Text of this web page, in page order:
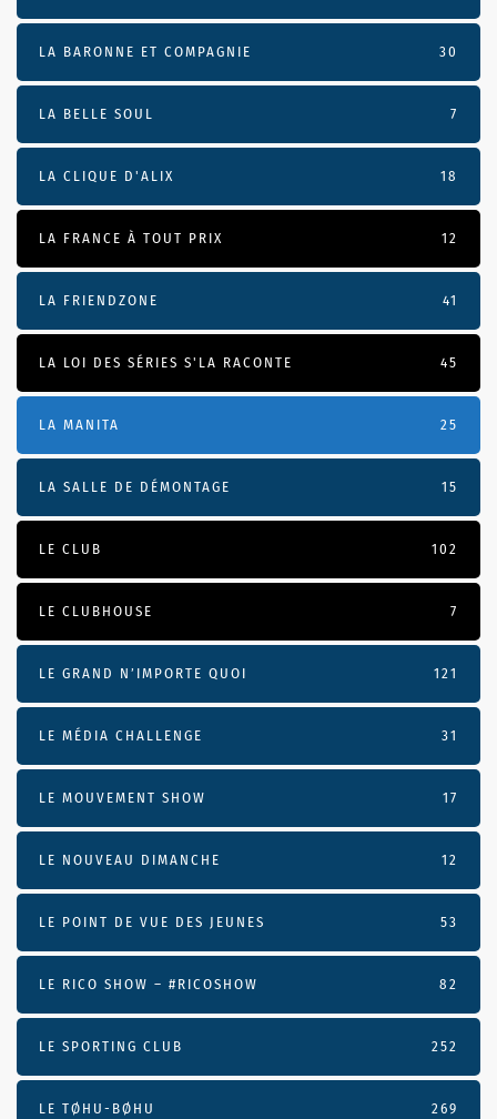
LA BARONNE ET COMPAGNIE 30
LA BELLE SOUL 7
LA CLIQUE D'ALIX 18
LA FRANCE À TOUT PRIX 12
LA FRIENDZONE 41
LA LOI DES SÉRIES S'LA RACONTE 45
LA MANITA 25
LA SALLE DE DÉMONTAGE 15
LE CLUB 102
LE CLUBHOUSE 7
LE GRAND N’IMPORTE QUOI 121
LE MÉDIA CHALLENGE 31
LE MOUVEMENT SHOW 17
LE NOUVEAU DIMANCHE 12
LE POINT DE VUE DES JEUNES 53
LE RICO SHOW – #RICOSHOW 82
LE SPORTING CLUB 252
LE TØHU-BØHU 269